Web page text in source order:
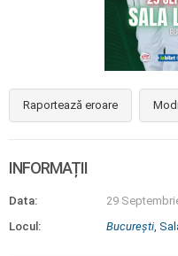
Raportează eroare
INFORMAȚII
Data: 29
Locul:
Bucureşti,